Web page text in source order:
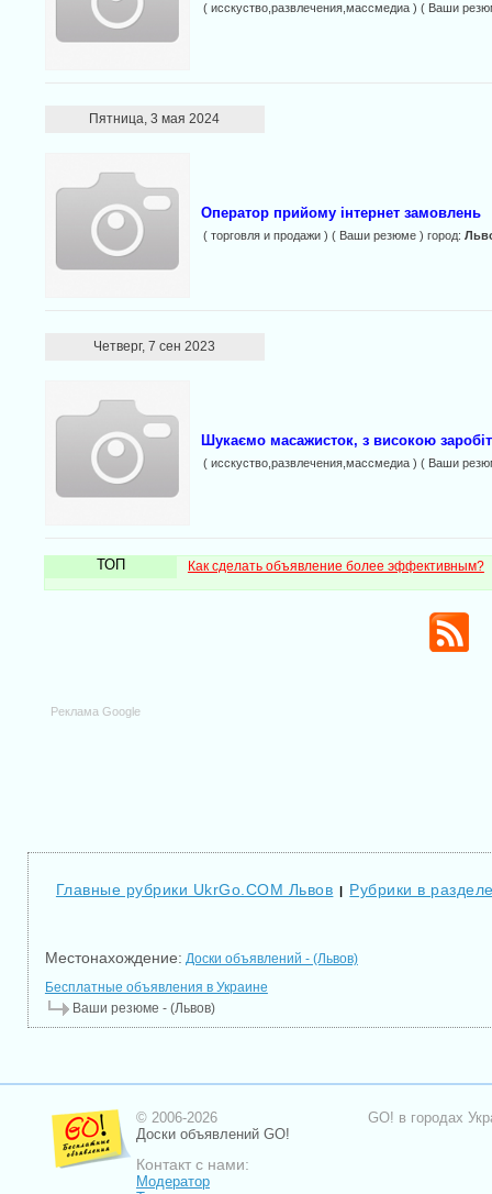
( исскуство,развлечения,массмедиа ) ( Ваши
Пятница, 3 мая 2024
Оператор прийому інтернет замовлень
( торговля и продажи ) ( Ваши резюме ) город:
Четверг, 7 сен 2023
Шукаємо масажисток, з високою
( исскуство,развлечения,массмедиа ) ( Ваши
ТОП Как сделать объявление более эффективным?
Реклама Google
Главные рубрики UkrGo.COM Львов | Рубрики в
Местонахождение: Доски объявлений - (Львов)
Бесплатные объявления в Украине
Ваши резюме - (Львов)
© 2006-2026
Доски объявлений GO!
Контакт с нами:
Модератор
GO! в городах